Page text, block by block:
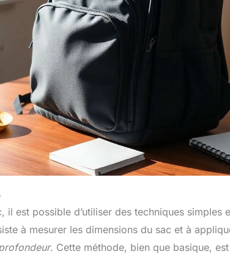
il est possible d’utiliser des techniques simples
à mesurer les dimensions du sac et à
. Cette méthode, bien que basique,